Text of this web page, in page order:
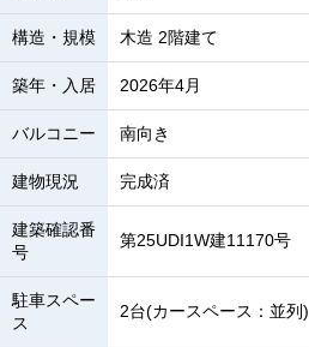
構造・規模 木造 2階建て
築年・入居 2026年4月
バルコニー 南向き
建物現況 完成済
建築確認番
号
第25UDI1W建11170号
駐車スペー
ス
2台(カースペース：並列)